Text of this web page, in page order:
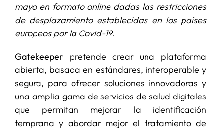
PROYECTOS/COLABORACIONES
APOYO I+D+I
NOTICIAS
mayo en formato online dadas las restricciones
de desplazamiento establecidas en los países
europeos por la Covid-19.
Gatekeeper pretende crear una plataforma
abierta, basada en estándares, interoperable y
segura, para ofrecer soluciones innovadoras y
una amplia gama de servicios de salud digitales
que permitan mejorar la identificación
temprana y abordar mejor el tratamiento de